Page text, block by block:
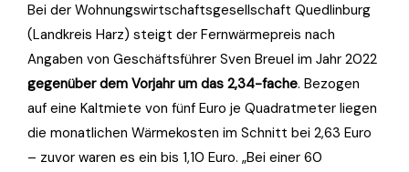
Bei der Wohnungswirtschaftsgesellschaft Quedlinburg
(Landkreis Harz) steigt der Fernwärmepreis nach
Angaben von Geschäftsführer Sven Breuel im Jahr 2022
gegenüber dem Vorjahr um das 2,34-fache. Bezogen
auf eine Kaltmiete von fünf Euro je Quadratmeter liegen
die monatlichen Wärmekosten im Schnitt bei 2,63 Euro
– zuvor waren es ein bis 1,10 Euro. „Bei einer 60